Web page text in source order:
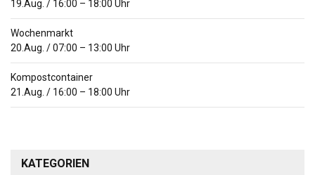
19.Aug. / 16:00 – 18:00 Uhr
Wochenmarkt
20.Aug. /07:00 – 13:00 Uhr
Kompostcontainer
21.Aug. / 16:00 – 18:00 Uhr
KATEGORIEN